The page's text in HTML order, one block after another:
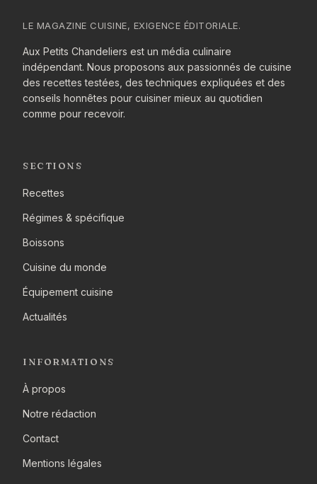
LE MAGAZINE CUISINE, EXIGENCE ÉDITORIALE.
Aux Petits Chandeliers est un média culinaire
indépendant. Nous proposons aux passionnés de cuisine
des recettes testées, des techniques expliquées et des
conseils honnêtes pour cuisiner mieux au quotidien
comme pour recevoir.
SECTIONS
Recettes
Régimes & spécifique
Boissons
Cuisine du monde
Équipement cuisine
Actualités
INFORMATIONS
À propos
Notre rédaction
Contact
Mentions légales